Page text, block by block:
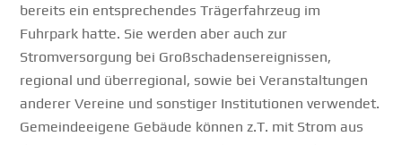
bereits ein entsprechendes Trägerfahrzeug im
Fuhrpark hatte. Sie werden aber auch zur
Stromversorgung bei Großschadensereignissen,
regional und überregional, sowie bei Veranstaltungen
anderer Vereine und sonstiger Institutionen verwendet.
Gemeindeeigene Gebäude können z.T. mit Strom aus